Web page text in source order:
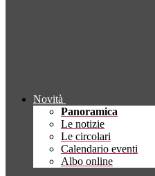
Novità
Panoramica
Le notizie
Le circolari
Calendario eventi
Albo online